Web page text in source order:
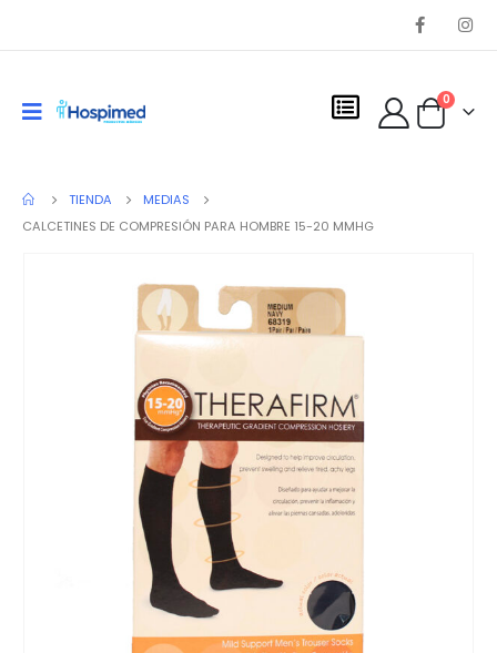
0
TIENDA
MEDIAS
CALCETINES DE COMPRESIÓN PARA HOMBRE 15-20 MMHG